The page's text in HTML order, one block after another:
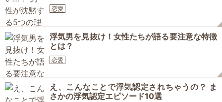
恋愛
浮気男を見抜け！女性たちが語る要注意な特徴
とは？
恋愛
え、こんなことで浮気認定されちゃうの？ ま
さかの浮気認定エピソード10選